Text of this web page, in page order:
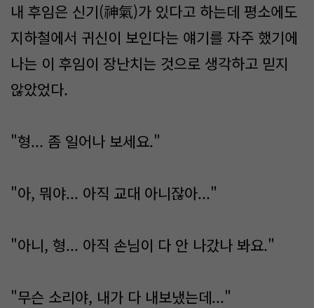
내 후임은 신기(神氣)가 있다고 하는데 평소에도
지하철에서 귀신이 보인다는 얘기를 자주 했기에
나는 이 후임이 장난치는 것으로 생각하고 믿지
않았었다.
"형... 좀 일어나 보세요."
"아, 뭐야... 아직 교대 아니잖아..."
"아니, 형... 아직 손님이 다 안 나갔나 봐요."
"무슨 소리야, 내가 다 내보냈는데..."